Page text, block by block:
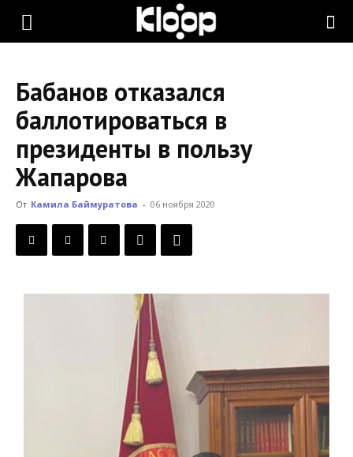
KLOOP.KG
Новости
Кыргызстана
Бабанов отказался
баллотироваться в
президенты в пользу
Жапарова
От Камила Баймуратова - 06 ноября 2020